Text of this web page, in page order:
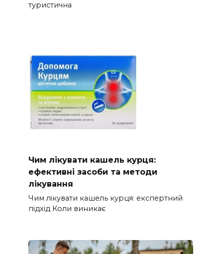
туристична
Чим лікувати кашель курця:
ефективні засоби та методи
лікування
Чим лікувати кашель курця: експертний
підхід Коли виникає